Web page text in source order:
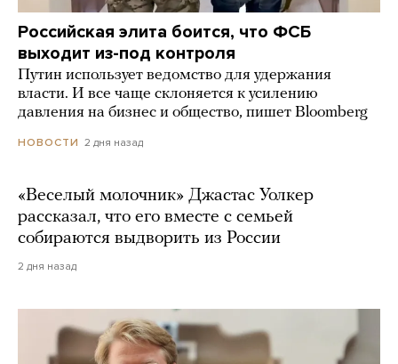
Российская элита боится, что ФСБ
выходит из-под контроля
Путин использует ведомство для удержания
власти. И все чаще склоняется к усилению
давления на бизнес и общество, пишет Bloomberg
НОВОСТИ 2 дня назад
«Веселый молочник» Джастас Уолкер
рассказал, что его вместе с семьей
собираются выдворить из России
2 дня назад